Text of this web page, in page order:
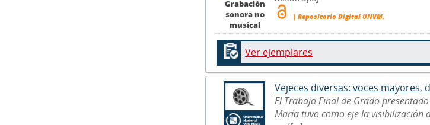
Grabación
sonora no
musical
| Repositorio Digital UNVM.
Ver ejemplares
Vejeces diversas: voces mayores,
El Trabajo Final de Grado
María tuvo como eje la visibilización